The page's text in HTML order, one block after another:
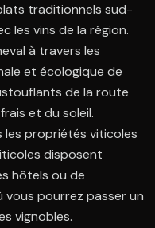
traditionnels sud-
les vins de la région.
à travers les
et écologique de
de la route
et du soleil.
les propriétés viticoles
disposent
hôtels ou de
vous pourrez passer un
vignobles.